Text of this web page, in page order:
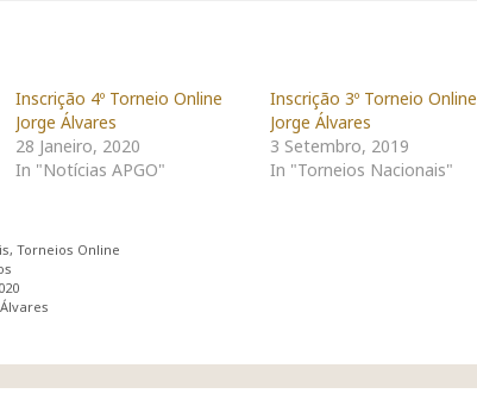
Inscrição 4º Torneio Online
Jorge Álvares
28 Janeiro, 2020
In "Notícias APGO"
Inscrição 3º Torneio Online
Jorge Álvares
3 Setembro, 2019
In "Torneios Nacionais"
, Torneios Online